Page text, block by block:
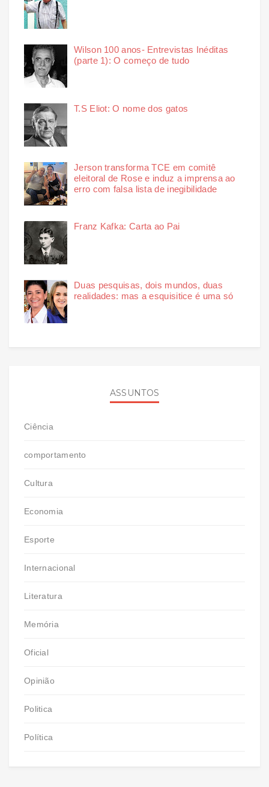
Wilson 100 anos- Entrevistas Inéditas
(parte 1): O começo de tudo
T.S Eliot: O nome dos gatos
Jerson transforma TCE em comitê
eleitoral de Rose e induz a imprensa ao
erro com falsa lista de inegibilidade
Franz Kafka: Carta ao Pai
Duas pesquisas, dois mundos, duas
realidades: mas a esquisitice é uma só
ASSUNTOS
Ciência
comportamento
Cultura
Economia
Esporte
Internacional
Literatura
Memória
Oficial
Opinião
Politica
Política